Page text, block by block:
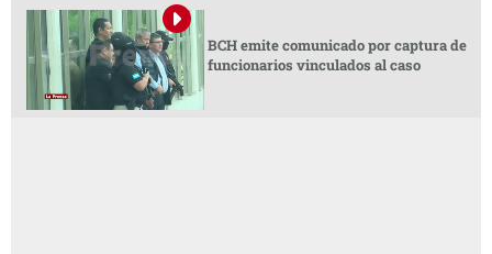
BCH emite comunicado por captura de
funcionarios vinculados al caso